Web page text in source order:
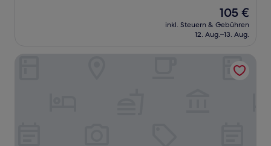
Der
Preis
beträgt
105 €
inkl. Steuern & Gebühren
12. Aug.–13. Aug.